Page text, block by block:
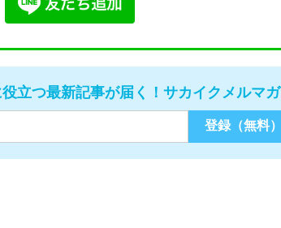
立つ最新記事が届く！サカイクメルマガ